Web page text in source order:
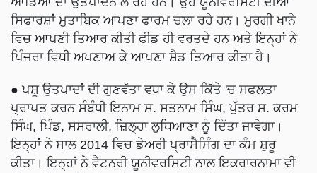
ਸਿਫਾਰਸ਼ਾਂ ਮੁਤਾਬਿਕ ਆਪਣਾ ਫਾਰਮ ਚਲਾ ਰਹੇ ਹਨ। ਮੁਰਗੀ ਖਾਨੇ
ਵਿਚ ਆਪਣੀ ਤਿਆਰ ਕੀਤੀ ਫੀਡ ਹੀ ਵਰਤਦੇ ਹਨ ਅਤੇ ਇਨ੍ਹਾਂ ਨੇ
ਪਿੰਜਰਾ ਵਿਧੀ ਅਪਣਾਅ ਕੇ ਆਪਣਾ ਸ਼ੈਡ ਤਿਆਰ ਕੀਤਾ ਹੈ।
● ਪਸ਼ੂ ਉਤਪਾਦਾਂ ਦੀ ਗੁਣਵੱਤਾ ਵਧਾ ਕੇ ਉਸ ਕਿੱਤੇ 'ਚ ਸਫਲਤਾ
ਪ੍ਰਾਪਤ ਕਰਨ ਸੰਬੰਧੀ ਇਨਾਮ ਸ. ਸਤਨਾਮ ਸਿੰਘ, ਪੁੱਤਰ ਸ. ਕਰਮ
ਸਿੰਘ, ਪਿੰਡ, ਸਸਰਾਲੀ, ਜ਼ਿਲ੍ਹਾ ਲੁਧਿਆਣਾ ਨੂੰ ਦਿੱਤਾ ਜਾਵੇਗਾ।
ਇਨ੍ਹਾਂ ਨੇ ਸਾਲ 2014 ਵਿਚ ਡੇਅਰੀ ਪ੍ਰਾਸੈਸਿੰਗ ਦਾ ਕੰਮ ਸ਼ੁਰੂ
ਕੀਤਾ। ਇਨ੍ਹਾਂ ਨੇ ਵੈਟਨਰੀ ਯੂਨੀਵਰਸਿਟੀ ਨਾਲ ਇਕਰਾਰਨਾਮਾ ਵੀ